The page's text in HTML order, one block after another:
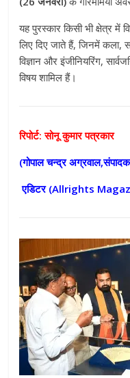
यह पुरस्कार किसी भी क्षेत्र
लिए दिए जाते हैं, जिनमें कला,
विज्ञान और इंजीनियरिंग,
विषय शामिल हैं।
रिपोर्ट: सोनू कुमार पत्रकार
(गोपाल चन्द्र
एडिटर (Allrights